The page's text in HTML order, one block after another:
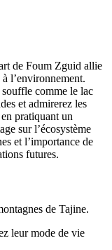
de Foum Zguid allie
l’environnement.
comme le lac
et admirerez les
pratiquant un
sur l’écosystème
et l’importance de
futures.
de Tajine.
leur mode de vie